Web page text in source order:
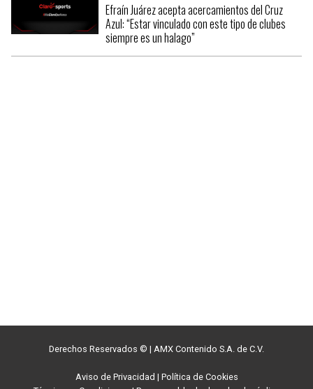
Efraín Juárez acepta acercamientos del Cruz
Azul: “Estar vinculado con este tipo de clubes
siempre es un halago”
Derechos Reservados © | AMX Contenido S.A. de C.V.
Aviso de Privacidad | Política de Cookies